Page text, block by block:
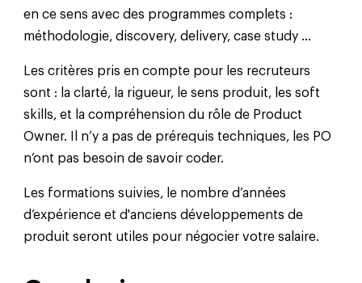
en ce sens avec des programmes complets :
méthodologie, discovery, delivery, case study …
Les critères pris en compte pour les recruteurs
sont : la clarté, la rigueur, le sens produit, les soft
skills, et la compréhension du rôle de Product
Owner. Il n’y a pas de prérequis techniques, les PO
n’ont pas besoin de savoir coder.
Les formations suivies, le nombre d’années
d’expérience et d'anciens développements de
produit seront utiles pour négocier votre salaire.